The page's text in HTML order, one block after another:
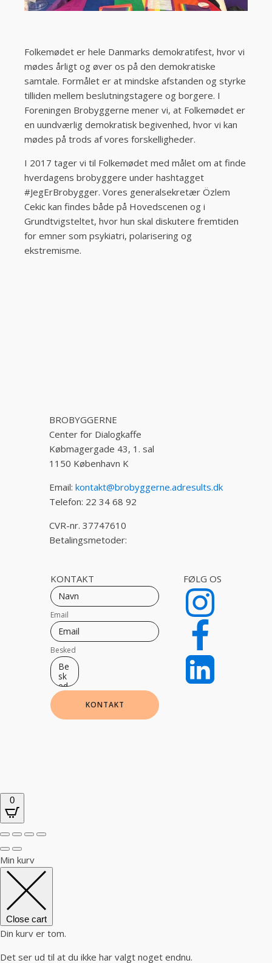
Folkemødet er hele Danmarks demokratifest, hvor vi
mødes årligt og øver os på den demokratiske
samtale. Formålet er at mindske afstanden og styrke
tilliden mellem beslutningstagere og borgere. I
Foreningen Brobyggerne mener vi, at Folkemødet er
en uundværlig demokratisk begivenhed, hvor vi kan
mødes på trods af vores forskelligheder.
I 2017 tager vi til Folkemødet med målet om at finde
hverdagens brobyggere under hashtagget
#JegErBrobygger. Vores generalsekretær Özlem
Cekic kan findes både på Hovedscenen og i
Grundtvigsteltet, hvor hun skal diskutere fremtiden
for emner som psykiatri, polarisering og
ekstremisme.
BROBYGGERNE
Center for Dialogkaffe
Købmagergade 43, 1. sal
1150 København K
Email: kontakt@brobyggerne.adresults.dk
Telefon: 22 34 68 92
CVR-nr. 37747610
Betalingsmetoder:
KONTAKT
Email
Besked
KONTAKT
FØLG OS
0
Min kurv
Close cart
Din kurv er tom.
Det ser ud til at du ikke har valgt noget endnu.